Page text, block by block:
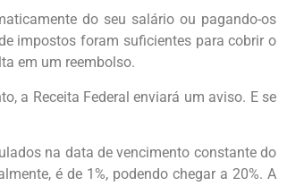
do seu salário ou pagando-os
impostos foram suficientes para cobrir o
em um reembolso.
a Receita Federal enviará um aviso. E se
na data de vencimento constante do
é de 1%, podendo chegar a 20%. A